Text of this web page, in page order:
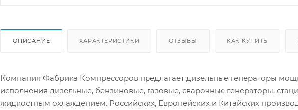
ОПИСАНИЕ ХАРАКТЕРИСТИКИ ОТЗЫВЫ КАК КУПИТЬ
Компания Фабрика Компрессоров предлагает дизельные генераторы
исполнения дизельные, бензиновые, газовые, сварочные генераторы,
жидкостным охлаждением. Российских, Европейских и Китайских